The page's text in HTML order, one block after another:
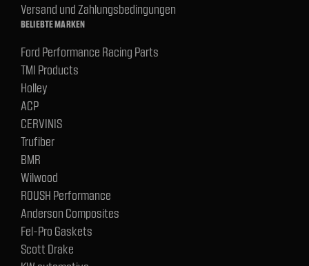
Versand und Zahlungsbedingungen
BELIEBTE MARKEN
Ford Performance Racing Parts
TMI Products
Holley
ACP
CERVINIS
Trufiber
BMR
Wilwood
ROUSH Performance
Anderson Composites
Fel-Pro Gaskets
Scott Drake